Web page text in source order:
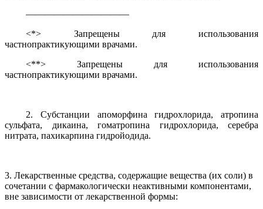
———————————
<*> Запрещены для использования
частнопрактикующими врачами.
<**> Запрещены для использования
частнопрактикующими врачами.
2. Субстанции апоморфина гидрохлорида, атропина
сульфата, дикаина, гоматропина гидрохлорида, серебра
нитрата, пахикарпина гидройодида.
3. Лекарственные средства, содержащие вещества (их соли) в
сочетании с фармакологически неактивными компонентами,
вне зависимости от лекарственной формы: